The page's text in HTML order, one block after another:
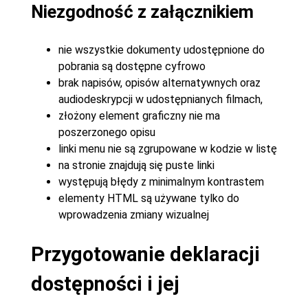
Niezgodność z załącznikiem
nie wszystkie dokumenty udostępnione do
pobrania są dostępne cyfrowo
brak napisów, opisów alternatywnych oraz
audiodeskrypcji w udostępnianych filmach,
złożony element graficzny nie ma
poszerzonego opisu
linki menu nie są zgrupowane w kodzie w listę
na stronie znajdują się puste linki
występują błędy z minimalnym kontrastem
elementy HTML są używane tylko do
wprowadzenia zmiany wizualnej
Przygotowanie deklaracji
dostępności i jej